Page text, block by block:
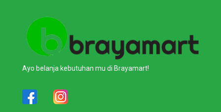
Ayo belanja kebutuhan mu di Brayamart!